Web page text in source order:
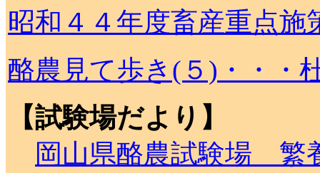
昭和４４年度畜産重点施
酪農見て歩き(５)・・
【試験場だより】
岡山県酪農試験場 繁